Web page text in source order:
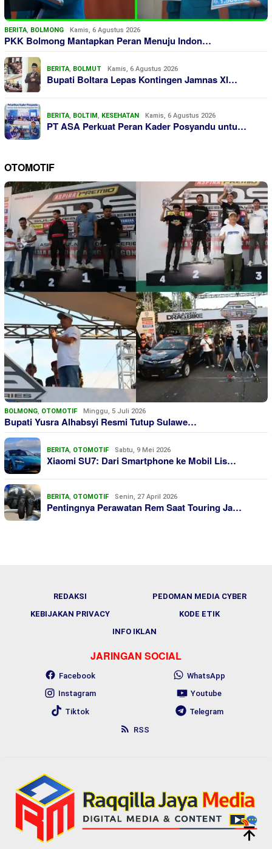
BERITA, BOLMONG Kamis, 6 Agustus 2026
PKK Bolmong Mantapkan Peran Menuju Indon…
BERITA, BOLMUT Kamis, 6 Agustus 2026
Bupati Boltara Lepas Kontingen Jamnas XI…
BERITA, BOLTIM, KESEHATAN Kamis, 6 Agustus 2026
PT ASA Perkuat Peran Kader Posyandu untu…
OTOMOTIF
BOLMONG, OTOMOTIF Minggu, 5 Juli 2026
Bupati Yusra Alhabsyi Resmi Tutup Sulawe…
BERITA, OTOMOTIF Sabtu, 9 Mei 2026
Xiaomi SU7: Dari Smartphone ke Mobil Lis…
BERITA, OTOMOTIF Senin, 27 April 2026
Pentingnya Perawatan Rem Saat Touring Ja…
REDAKSI
PEDOMAN MEDIA CYBER
KEBIJAKAN PRIVACY
KODE ETIK
INFO IKLAN
JARINGAN SOCIAL
Facebook
WhatsApp
Instagram
Youtube
Tiktok
Telegram
RSS